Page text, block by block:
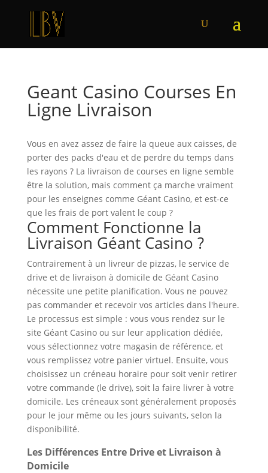
Geant Casino Courses En
Ligne Livraison
Vous en avez assez de faire la queue aux caisses, de
porter des packs d'eau et de perdre du temps dans
les rayons ? La livraison de courses en ligne semble
être la solution, mais comment ça marche vraiment
pour les enseignes comme Géant Casino, et est-ce
que les frais de port valent le coup ?
Comment Fonctionne la
Livraison Géant Casino ?
Contrairement à un livreur de pizzas, le service de
drive et de livraison à domicile de Géant Casino
nécessite une petite planification. Vous ne pouvez
pas commander et recevoir vos articles dans l'heure.
Le processus est simple : vous vous rendez sur le
site Géant Casino ou sur leur application dédiée,
vous sélectionnez votre magasin de référence, et
vous remplissez votre panier virtuel. Ensuite, vous
choisissez un créneau horaire pour soit venir retirer
votre commande (le drive), soit la faire livrer à votre
domicile. Les créneaux sont généralement proposés
pour le jour même ou les jours suivants, selon la
disponibilité.
Les Différences Entre Drive et Livraison à
Domicile